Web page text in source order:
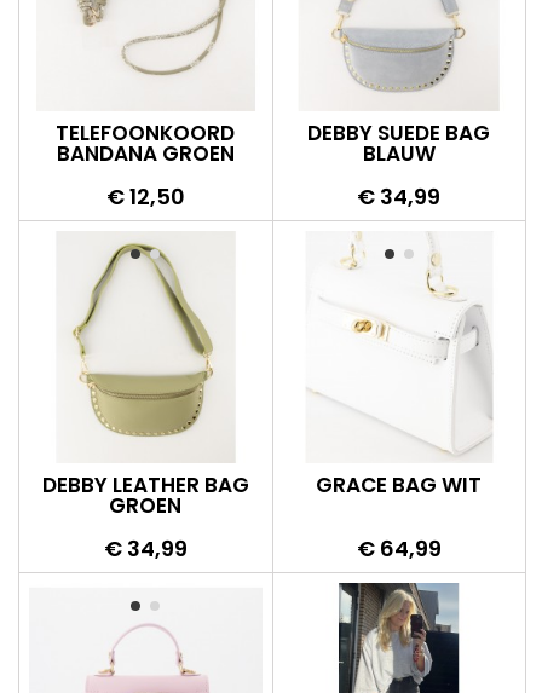
TELEFOONKOORD
BANDANA GROEN
Prijs
€ 12,50
DEBBY SUEDE BAG
BLAUW
Prijs
€ 34,99
DEBBY LEATHER BAG
GROEN
Prijs
€ 34,99
GRACE BAG WIT
Prijs
€ 64,99